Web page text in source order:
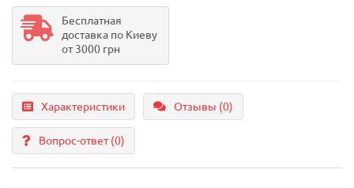
Бесплатная
доставка по Киеву
от 3000 грн
Характеристики Отзывы (0)
Вопрос-ответ(0)